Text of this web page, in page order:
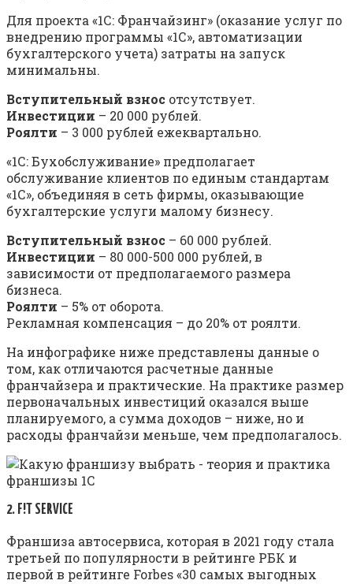
Для проекта «1С: Франчайзинг» (оказание услуг по
внедрению программы «1С», автоматизации
бухгалтерского учета) затраты на запуск
минимальны.
Вступительный взнос отсутствует.
Инвестиции – 20 000 рублей.
Роялти – 3 000 рублей ежеквартально.
«1С: Бухобслуживание» предполагает
обслуживание клиентов по единым стандартам
«1С», объединяя в сеть фирмы, оказывающие
бухгалтерские услуги малому бизнесу.
Вступительный взнос – 60 000 рублей.
Инвестиции – 80 000-500 000 рублей, в
зависимости от предполагаемого размера
бизнеса.
Роялти – 5% от оборота.
Рекламная компенсация – до 20% от роялти.
На инфографике ниже представлены данные о
том, как отличаются расчетные данные
франчайзера и практические. На практике размер
первоначальных инвестиций оказался выше
планируемого, а сумма доходов – ниже, но и
расходы франчайзи меньше, чем предполагалось.
2. F!T SERVICE
Франшиза автосервиса, которая в 2021 году стала
третьей по популярности в рейтинге РБК и
первой в рейтинге Forbes «30 самых выгодных